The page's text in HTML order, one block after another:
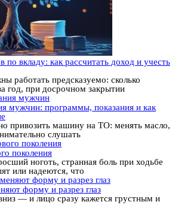
по вкладу: как рассчитать доход и учесть
работать предсказуемо: сколько
год, при досрочном закрытии
мужчин: программы, показания и как
привозить машину на ТО: менять масло,
слушать
поколения
ноготь, странная боль при ходьбе
или надеются, что
форму и разрез глаз
— и лицо сразу кажется грустным и